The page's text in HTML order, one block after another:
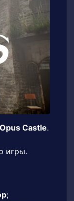
Opus Castle.
игры.
;